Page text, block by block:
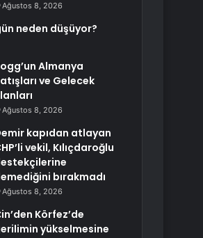
Ağustos 8, 2026
neden düşüyor?
Almanya
ve Gelecek
Ağustos 8, 2026
kapıdan atlayan
vekil, Kılıçdaroğlu
bırakmadı
Ağustos 8, 2026
Körfez’de
yükselmesine